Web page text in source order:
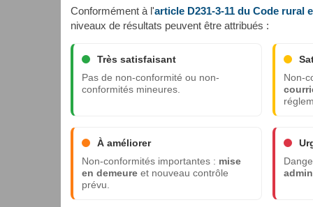
Conformément à l'article D231-3-11 du Code rural
niveaux de résultats peuvent être attribués :
Très satisfaisant
Pas de non-conformité ou non-
conformités mineures.
Non-
À améliorer
Non-conformités importantes : mise
en demeure et nouveau contrôle
prévu.